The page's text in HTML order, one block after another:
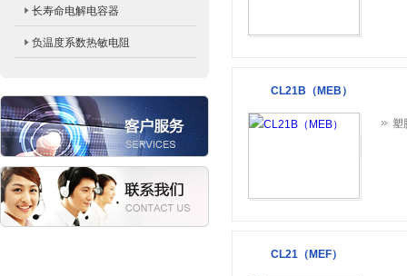
长寿命电解电容器
负温度系数热敏电阻
CL21B（MEB）
CL21（MEF）